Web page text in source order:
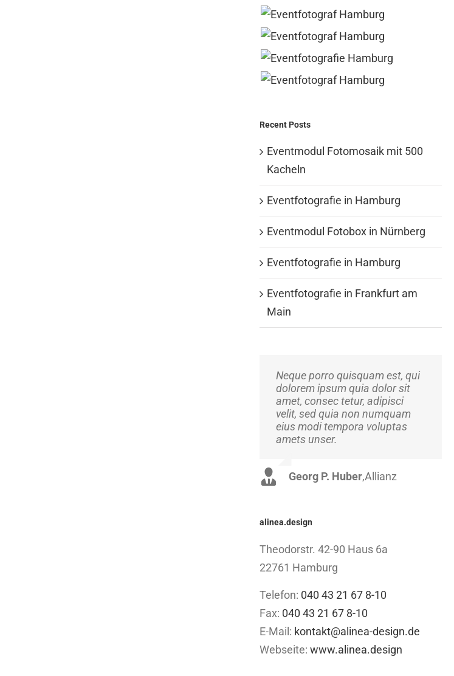
Recent Posts
Eventmodul Fotomosaik mit 500
Kacheln
Eventfotografie in Hamburg
Eventmodul Fotobox in Nürnberg
Eventfotografie in Hamburg
Eventfotografie in Frankfurt am
Main
Neque porro quisquam est, qui
dolorem ipsum quia dolor sit
amet, consec tetur, adipisci
velit, sed quia non numquam
eius modi tempora voluptas
amets unser.
Georg P. Huber,Allianz
Aliquam erat volutpat. Quisque
at est id ligula facilisis laoreet
eget pulvinar nibh.
Suspendisse at ultrices dui.
Curabitur ac felis arcu sadips
ipsums fugiats nemis.
Luke Beck,Theme Fusion
alinea.design
Theodorstr. 42-90 Haus 6a
22761 Hamburg
Telefon: 040 43 21 67 8-10
Fax: 040 43 21 67 8-10
E-Mail: kontakt@alinea-design.de
Webseite:www.alinea.design